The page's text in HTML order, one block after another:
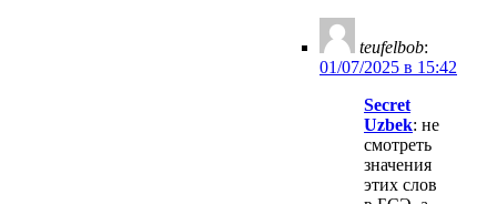
teufelbob:
01/07/2025 в 15:42
Secret
Uzbek: не
смотреть
значения
этих слов